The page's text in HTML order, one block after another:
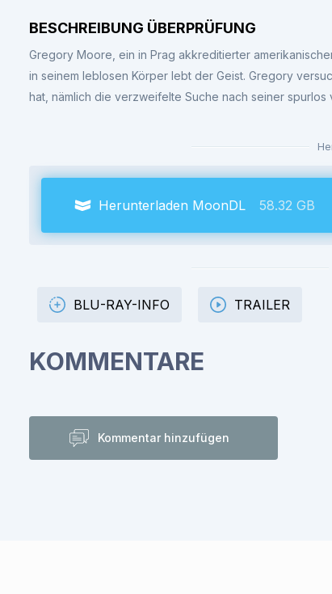
BESCHREIBUNG ÜBERPRÜFUNG
Gregory Moore, ein in Prag akkreditierter
in seinem leblosen Körper lebt der Geist. Gregory
hat, nämlich die verzweifelte Suche nach seiner
Herunterladen MoonDL 58.32 GB
BLU-RAY-INFO TRAILER
KOMMENTARE
Kommentar hinzufügen